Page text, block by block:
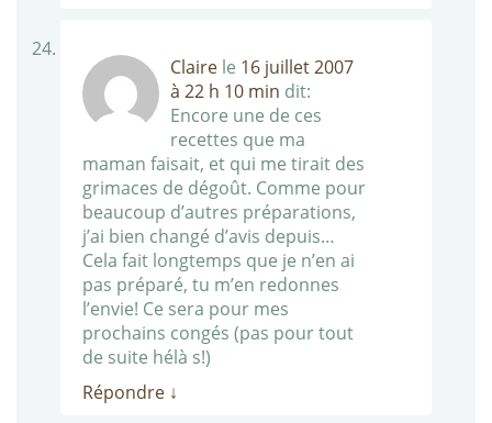
Claire le 16 juillet 2007
à 22 h 10 min dit:
Encore une de ces
recettes que ma
maman faisait, et qui me tirait des
grimaces de dégoût. Comme pour
beaucoup d’autres préparations,
j’ai bien changé d’avis depuis…
Cela fait longtemps que je n’en ai
pas préparé, tu m’en redonnes
l’envie! Ce sera pour mes
prochains congés (pas pour tout
de suite hélà s!)
Répondre ↓